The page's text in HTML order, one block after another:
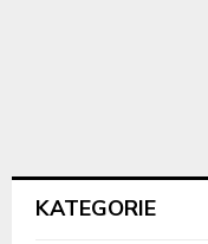
KATEGORIE